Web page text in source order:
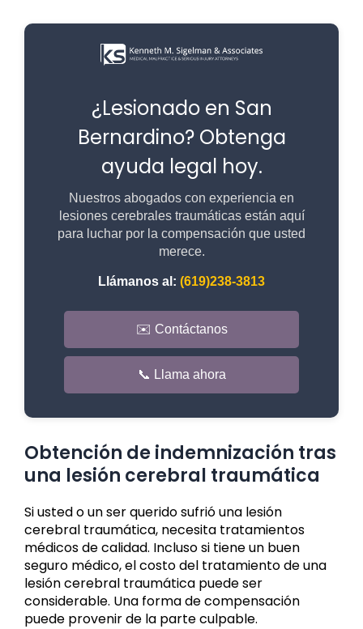
¿Lesionado en San
Bernardino? Obtenga
ayuda legal hoy.
Nuestros abogados con experiencia en
lesiones cerebrales traumáticas están aquí
para luchar por la compensación que usted
merece.
Llámanos al: (619)238-3813
✉️ Contáctanos
📞 Llama ahora
Obtención de indemnización tras
una lesión cerebral traumática
Si usted o un ser querido sufrió una lesión
cerebral traumática, necesita tratamientos
médicos de calidad. Incluso si tiene un buen
seguro médico, el costo del tratamiento de una
lesión cerebral traumática puede ser
considerable. Una forma de compensación
puede provenir de la parte culpable.